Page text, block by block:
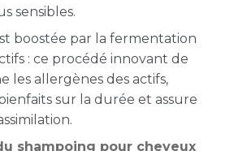
sensibles.
boostée par la fermentation
: ce procédé innovant de
les allergènes des actifs,
sur la durée et assure
shampoing pour cheveux